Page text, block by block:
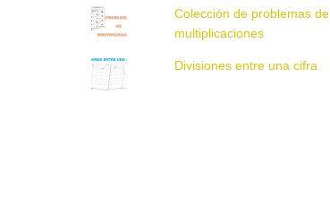
Colección de problemas de
multiplicaciones
Divisiones entre una cifra